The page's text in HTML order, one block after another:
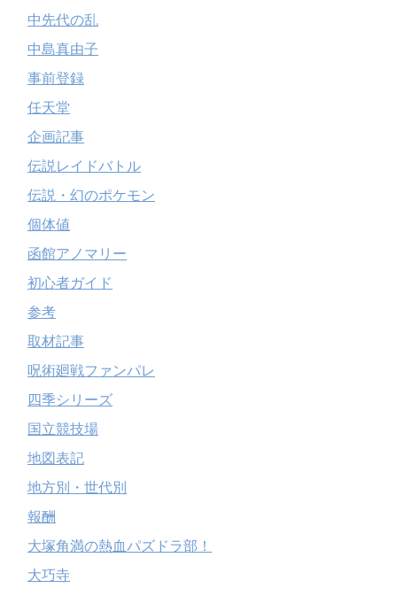
中先代の乱
中島真由子
事前登録
任天堂
企画記事
伝説レイドバトル
伝説・幻のポケモン
個体値
函館アノマリー
初心者ガイド
参考
取材記事
呪術廻戦ファンパレ
四季シリーズ
国立競技場
地図表記
地方別・世代別
報酬
大塚角満の熱血パズドラ部！
大巧寺